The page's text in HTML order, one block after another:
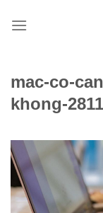
qua
mac-co-
khong-